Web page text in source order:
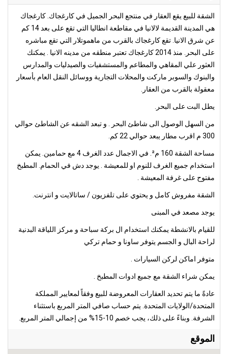
الشقة للبيع يقع العقار في منتجع البحر الجميل في كارغجاك. كارغجاك
هي المدينة القديمة لالانيا في مقاطعة انطاليا التي تقع على بعد 14 كم
عن شرق الانيا. تقع كارغجاك بالقرب من ماهموتلار التي تقع مباشره
على البحر. منذ 2014 كارغجاك تعتبر منطقه من مدينه الانيا . يمكنك
العثور علي المقاهي والمطاعم والمستشفيات والصيدليات والمدارس
والبنوك والسوبر ماركت والمحلات التجارية ووسائل النقل العام بأسعار
معقولة بالقرب من العقار.
يطل البت على البحر.
من السهل الوصول الى شاطئ البحر . و تبعد الشقه عن الشاطئ حوالي
300 م اقرب مطار يبعد حوالي 22 كم.
مساحة الشقة 160 م². في الاجمال عدد الغرف 4 مع حمامين. يمكن
استخدام جميع الغرف للنوم او للمعيشة . يوجد دش في الحمام. المطبخ
مفتوح على غرفة المعيشة .
الشقة مفروش كامل و يحتوي على تلفزيون / ساتالايت و انترنت.
يوجد مصعد في المبنى
للقيام بالانشطة يمكنك استخدام ال بركة سباحة و مركز اللياقة البدنية
لراحة البال و الجسم يتوفر ساونا و حمام تركي
متوفر اماكن لركن السيارات .
يمكن شراء الشقة مع جميع ادوات المطبخ .
عادةً ما يتم تحديد العقارات المعروضة للبيع وفقاً لمعايير المملكة
المتحدة/الولايات المتحدة. يتم حساب صافي المتر المربع باستثناء
الشرفة. وبناءً على ذلك، يجب خصم 10-15% من إجمالي المتر المربع.
الموقع